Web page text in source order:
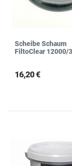
Scheibe Schaum
FiltoClear 12000/
16,20 €